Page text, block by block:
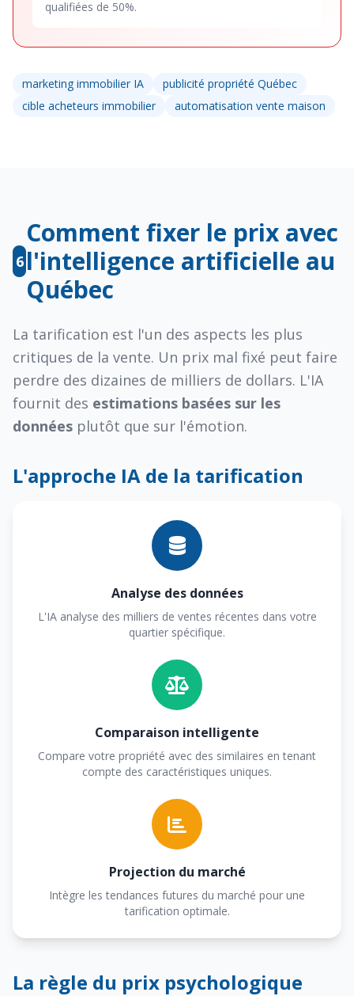
qualifiées de 50%.
marketing immobilier IA
publicité propriété Québec
cible acheteurs immobilier
automatisation vente maison
6
Comment fixer le prix avec
l'intelligence artificielle au
Québec
La tarification est l'un des aspects les plus
critiques de la vente. Un prix mal fixé peut faire
perdre des dizaines de milliers de dollars. L'IA
fournit des estimations basées sur les
données plutôt que sur l'émotion.
L'approche IA de la tarification
Analyse des données
L'IA analyse des milliers de ventes récentes dans votre
quartier spécifique.
Comparaison intelligente
Compare votre propriété avec des similaires en tenant
compte des caractéristiques uniques.
Projection du marché
Intègre les tendances futures du marché pour une
tarification optimale.
La règle du prix psychologique